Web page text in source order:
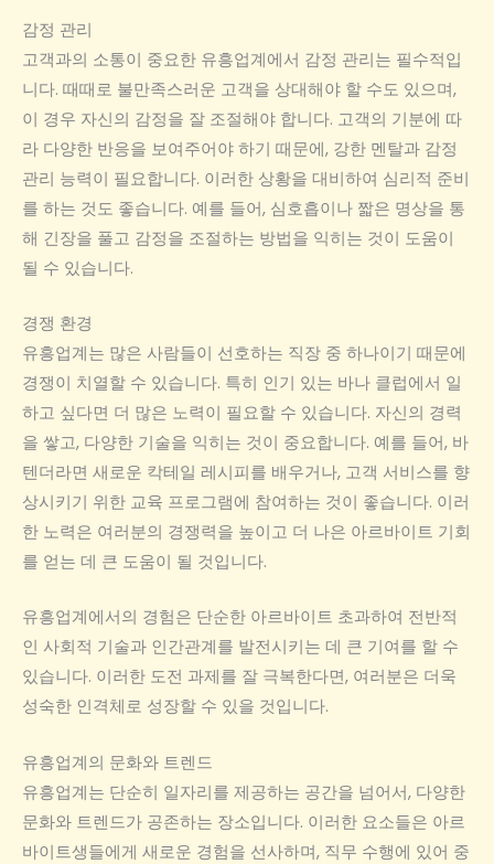
감정 관리
고객과의 소통이 중요한 유흥업계에서 감정 관리는 필수적입
니다. 때때로 불만족스러운 고객을 상대해야 할 수도 있으며,
이 경우 자신의 감정을 잘 조절해야 합니다. 고객의 기분에 따
라 다양한 반응을 보여주어야 하기 때문에, 강한 멘탈과 감정
관리 능력이 필요합니다. 이러한 상황을 대비하여 심리적 준비
를 하는 것도 좋습니다. 예를 들어, 심호흡이나 짧은 명상을 통
해 긴장을 풀고 감정을 조절하는 방법을 익히는 것이 도움이
될 수 있습니다.
경쟁 환경
유흥업계는 많은 사람들이 선호하는 직장 중 하나이기 때문에
경쟁이 치열할 수 있습니다. 특히 인기 있는 바나 클럽에서 일
하고 싶다면 더 많은 노력이 필요할 수 있습니다. 자신의 경력
을 쌓고, 다양한 기술을 익히는 것이 중요합니다. 예를 들어, 바
텐더라면 새로운 칵테일 레시피를 배우거나, 고객 서비스를 향
상시키기 위한 교육 프로그램에 참여하는 것이 좋습니다. 이러
한 노력은 여러분의 경쟁력을 높이고 더 나은 아르바이트 기회
를 얻는 데 큰 도움이 될 것입니다.
유흥업계에서의 경험은 단순한 아르바이트 초과하여 전반적
인 사회적 기술과 인간관계를 발전시키는 데 큰 기여를 할 수
있습니다. 이러한 도전 과제를 잘 극복한다면, 여러분은 더욱
성숙한 인격체로 성장할 수 있을 것입니다.
유흥업계의 문화와 트렌드
유흥업계는 단순히 일자리를 제공하는 공간을 넘어서, 다양한
문화와 트렌드가 공존하는 장소입니다. 이러한 요소들은 아르
바이트생들에게 새로운 경험을 선사하며, 직무 수행에 있어 중